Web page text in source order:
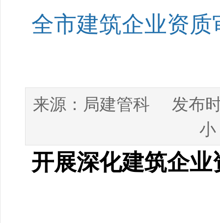
全市建筑企业资
来源： 局建管科 发布
小
开展深化建筑企